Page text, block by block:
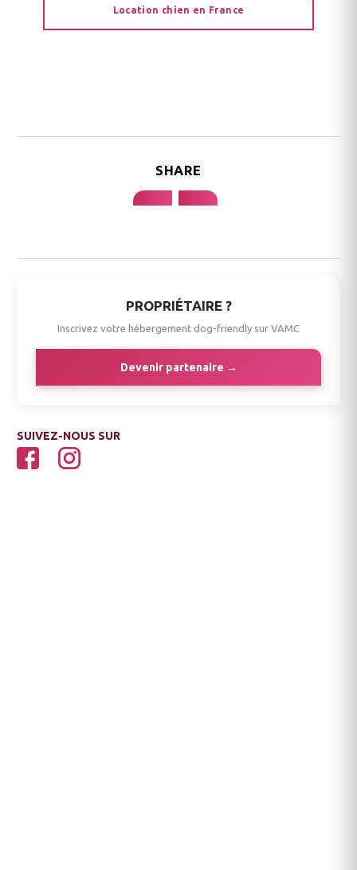
Location chien en France
SHARE
PROPRIÉTAIRE ?
Inscrivez votre hébergement dog-friendly sur VAMC
Devenir partenaire →
SUIVEZ-NOUS SUR